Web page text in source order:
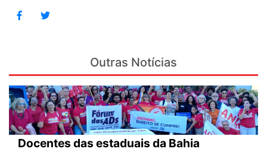
Outras Notícias
Docentes das estaduais da Bahia